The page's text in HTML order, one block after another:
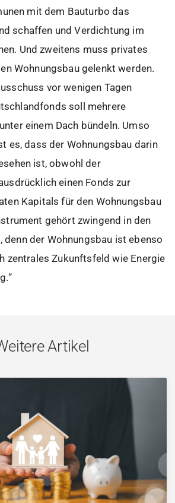
mit dem Bauturbo das
schaffen und Verdichtung im
Und zweitens muss privates
Wohnungsbau gelenkt werden.
vor wenigen Tagen
soll mehrere
einem Dach bündeln. Umso
es, dass der Wohnungsbau darin
ist, obwohl der
einen Fonds zur
Kapitals für den Wohnungsbau
gehört zwingend in den
denn der Wohnungsbau ist ebenso
zentrales Zukunftsfeld wie Energie
Artikel